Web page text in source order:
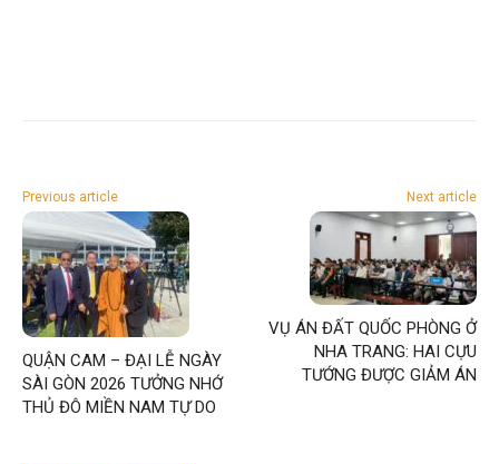
Previous article
QUẬN CAM – ĐẠI LỄ NGÀY
SÀI GÒN 2026 TƯỞNG NHỚ
THỦ ĐÔ MIỀN NAM TỰ DO
Next article
VỤ ÁN ĐẤT QUỐC PHÒNG Ở
NHA TRANG: HAI CỰU
TƯỚNG ĐƯỢC GIẢM ÁN